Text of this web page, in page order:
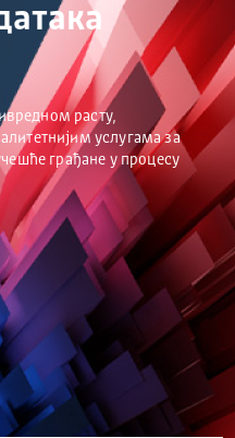
расту,
услугама за
грађане у процесу